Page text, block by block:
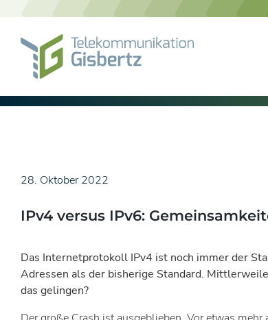
Skip
28. Oktober 2022
IPv4 versus IPv6:
Das Internetprotokoll IPv4 ist noch immer der
Adressen als der bisherige Standard.
das gelingen?